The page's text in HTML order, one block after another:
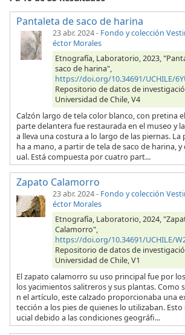
Pantaleta de saco de harina
23 abr. 2024- Fondo y colección
éctor Morales
Etnografía, Laboratorio, 2023,
saco de harina",
https://doi.org/10.34691/UCHILE/
Repositorio de datos de
Universidad de Chile, V4
Calzón largo de tela color blanco, con pretina
parte delantera fue restaurada en el museo y
a lleva una costura a lo largo de las piernas. La
ha a mano, a partir de tela de saco de harina,
ual. Está compuesta por cuatro part...
Zapato Calamorro
23 abr. 2024- Fondo y colección
éctor Morales
Etnografía, Laboratorio, 2024,
Calamorro",
https://doi.org/10.34691/UCHILE/
Repositorio de datos de
Universidad de Chile, V1
El zapato calamorro su uso principal fue por
los yacimientos salitreros y sus plantas. Como
n el artículo, este calzado proporcionaba una
tección a los pies de quienes lo utilizaban.
ucial debido a las condiciones geográfi...